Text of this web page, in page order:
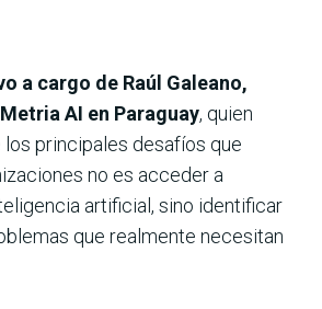
a cargo de Raúl Galeano,
AI en Paraguay, quien
los principales desafíos que
no es acceder a
artificial, sino identificar
que realmente necesitan